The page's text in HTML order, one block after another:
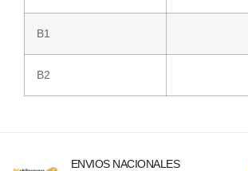
B1
B2
ENVIOS NACIONALES